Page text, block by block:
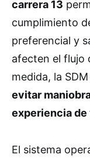
carrera 13
cumplimiento
preferencial y
afecten el flujo
medida, la
evitar
experiencia de
El sistema